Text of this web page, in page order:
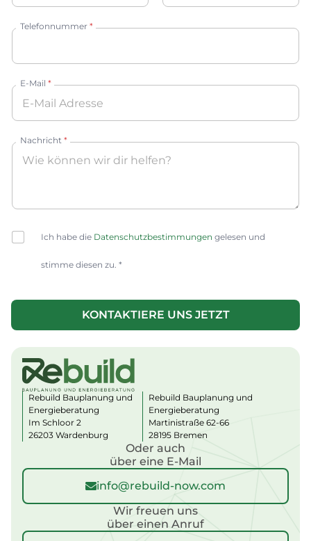
Vorname
Nachname
Telefonnummer *
E-Mail *
Nachricht *
C
h
s
*
Ich habe die Datenschutzbestimmungen gelesen und
stimme diesen zu. *
KONTAKTIERE UNS JETZT
lt
e
Rebuild Bauplanung und
Energieberatung
Im Schloor 2
26203 Wardenburg
Rebuild Bauplanung und
Energieberatung
Martinistraße 62-66
28195 Bremen
Wir freuen uns
über einen Anruf
Oder auch
über eine E-Mail
info@rebuild-now.com